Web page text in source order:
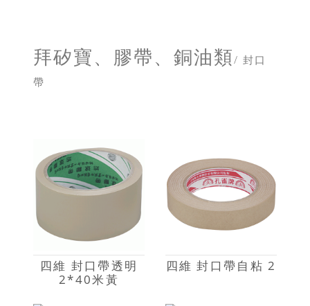
拜矽寶、膠帶、銅油類/ 封口
帶
四維 封口帶透明
2*40米黃
四維 封口帶自粘 2